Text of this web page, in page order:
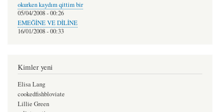
okurken kaydım qittim bir
05/04/2008 - 00:26
EMEĞİNE VE DİLİNE
16/01/2008 - 00:33
Kimler yeni
Elisa Lang
cookedfishbloviate
Lillie Green